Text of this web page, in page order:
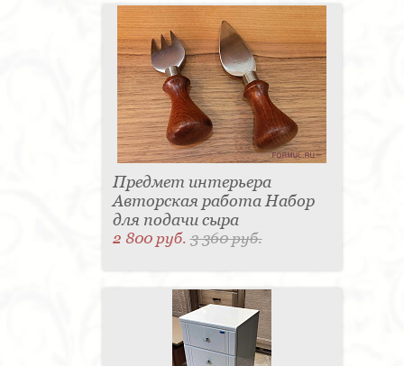
Предмет интерьера
Авторская работа Набор
для подачи сыра
2 800 руб.3 360 руб.